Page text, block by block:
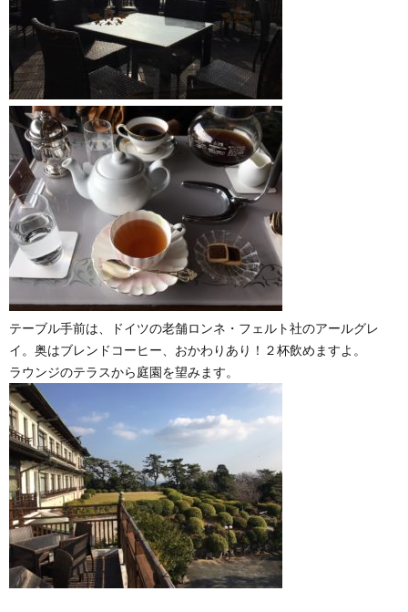
テーブル手前は、ドイツの老舗ロンネ・フェルト社のアールグレ
イ。奥はブレンドコーヒー、おかわりあり！２杯飲めますよ。
ラウンジのテラスから庭園を望みます。